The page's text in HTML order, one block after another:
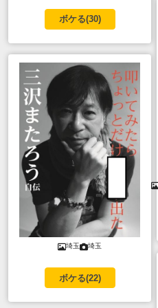
ボケる(30)
埼玉 埼玉
ボケる(22)